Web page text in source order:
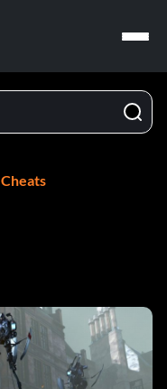
Cheats